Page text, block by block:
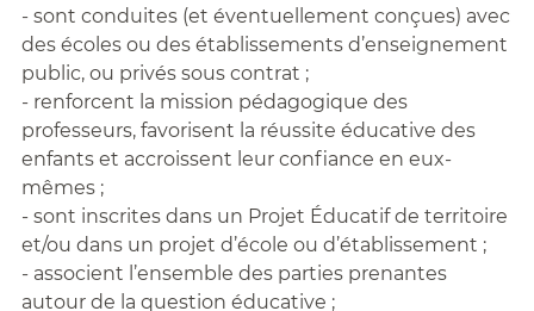
- sont conduites (et éventuellement conçues) avec
des écoles ou des établissements d’enseignement
public, ou privés sous contrat ;
- renforcent la mission pédagogique des
professeurs, favorisent la réussite éducative des
enfants et accroissent leur confiance en eux-
mêmes ;
- sont inscrites dans un Projet Éducatif de territoire
et/ou dans un projet d’école ou d’établissement ;
- associent l’ensemble des parties prenantes
autour de la question éducative ;